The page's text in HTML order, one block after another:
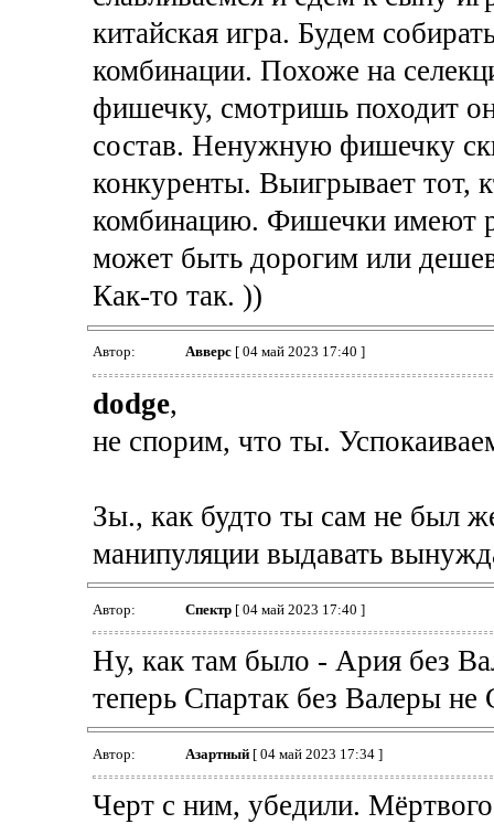
китайская игра. Будем
комбинации. Похоже на
фишечку, смотришь походит
состав. Ненужную фишечку
конкуренты. Выигрывает тот,
комбинацию. Фишечки имеют
может быть дорогим или
Как-то так. ))
Автор: Авверс[ 04 май 2023 17:40 ]
dodge,
не спорим, что ты.
Зы., как будто ты сам не был
манипуляции выдавать
Автор: Спектр[ 04 май 2023 17:40 ]
Ну, как там было - Ария без
теперь Спартак без Валеры не
Автор: Азартный[ 04 май 2023 17:34 ]
Черт с ним, убедили.